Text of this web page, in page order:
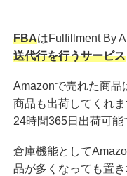
FBAはFulfillment By
送代行を行うサービス
Amazonで売れた商品
商品も出荷してくれま
24時間365日出荷可能
倉庫機能として
品が多くなっても置